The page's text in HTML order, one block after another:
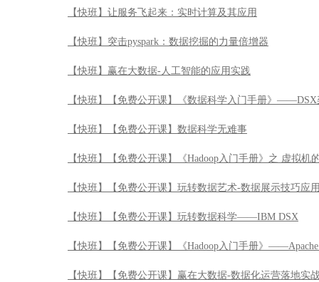
【快班】让服务飞起来：实时计算及其应用
【快班】突击pyspark：数据挖掘的力量倍增器
【快班】赢在大数据-人工智能的应用实践
【快班】【免费公开课】《数据科学入门手册》
【快班】【免费公开课】数据科学无难事
【快班】【免费公开课】《Hadoop入门手册》之 虚拟机
【快班】【免费公开课】玩转数据艺术-数据展示技巧应
【快班】【免费公开课】玩转数据科学——IBM DSX
【快班】【免费公开课】《Hadoop入门手册》
【快班】【免费公开课】赢在大数据-数据化运营落地实